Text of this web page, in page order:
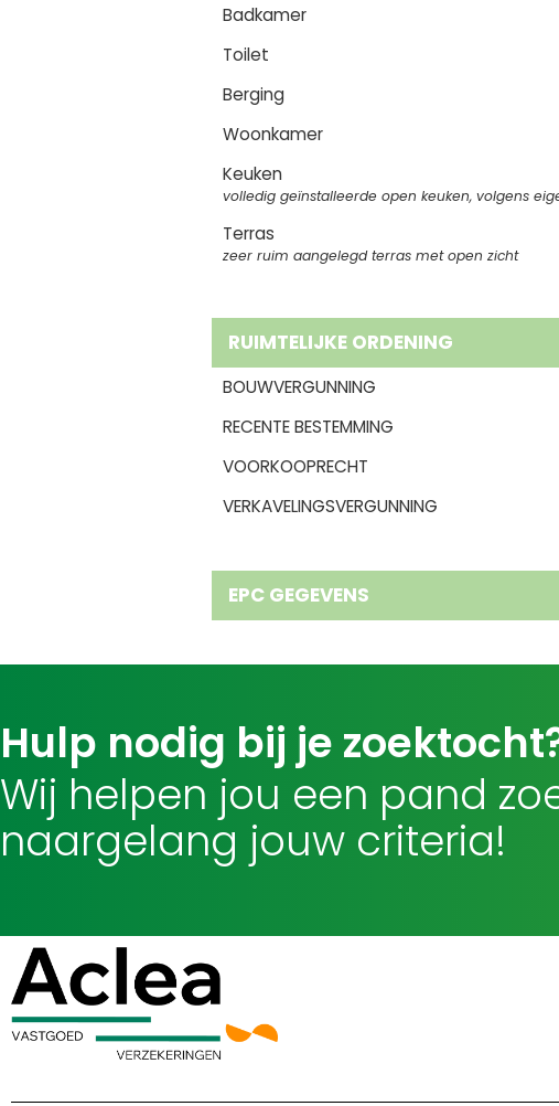
Badkamer
Toilet
Berging
Woonkamer
Keuken
volledig geïnstalleerde open keuken, volgens
Terras
zeer ruim aangelegd terras met open zicht
RUIMTELIJKE ORDENING
BOUWVERGUNNING
RECENTE BESTEMMING
VOORKOOPRECHT
VERKAVELINGSVERGUNNING
EPC GEGEVENS
Hulp nodig bij je
Wij helpen jou een pand
naargelang jouw criteria!